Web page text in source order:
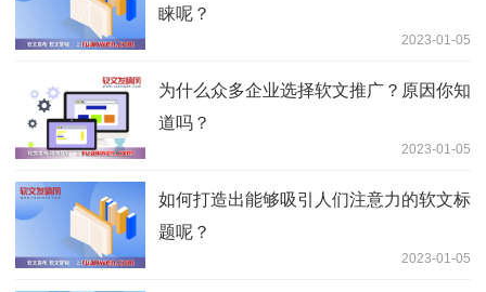
睐呢？
2023-01-05
为什么众多企业选择软文推广？原因你知
道吗？
2023-01-05
如何打造出能够吸引人们注意力的软文标
题呢？
2023-01-05